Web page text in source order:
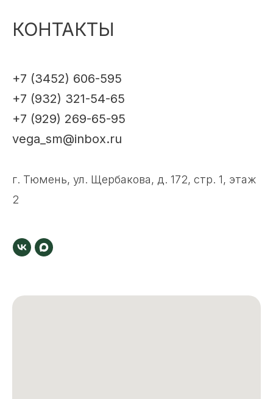
КОНТАКТЫ
+7 (3452) 606-595
+7 (932) 321-54-65
+7 (929) 269-65-95
vega_sm@inbox.ru
г. Тюмень, ул. Щербакова, д. 172, стр. 1, этаж
2